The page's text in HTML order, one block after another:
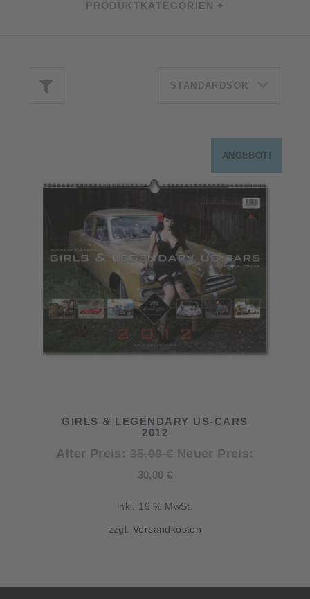
PRODUKTKATEGORIEN +
ANGEBOT!
GIRLS & LEGENDARY US-CARS
2012
Alter Preis:
Ursprünglicher
Neuer Preis:
30,00 €Aktueller
30,00 €.
inkl. 19 % MwSt.
zzgl.Versandkosten